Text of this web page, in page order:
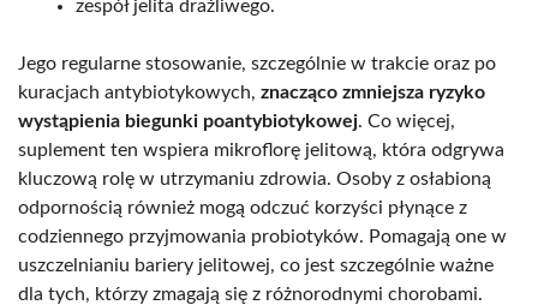
zespół jelita drażliwego.
Jego regularne stosowanie, szczególnie w trakcie oraz po
kuracjach antybiotykowych, znacząco zmniejsza ryzyko
wystąpienia biegunki poantybiotykowej. Co więcej,
suplement ten wspiera mikroflorę jelitową, która odgrywa
kluczową rolę w utrzymaniu zdrowia. Osoby z osłabioną
odpornością również mogą odczuć korzyści płynące z
codziennego przyjmowania probiotyków. Pomagają one w
uszczelnianiu bariery jelitowej, co jest szczególnie ważne
dla tych, którzy zmagają się z różnorodnymi chorobami.